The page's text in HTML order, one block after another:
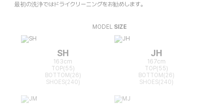
最初の洗浄ではドライクリーニングをお勧めします。
MODEL SIZE
SH
163cm
TOP(55)
BOTTOM(26)
SHOES(240)
JH
167cm
TOP(55)
BOTTOM(26)
SHOES(240)